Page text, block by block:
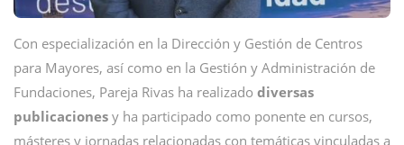
Con especialización en la Dirección y Gestión de Centros
para Mayores, así como en la Gestión y Administración de
Fundaciones, Pareja Rivas ha realizado diversas
publicaciones y ha participado como ponente en cursos,
másteres y jornadas relacionadas con temáticas vinculadas a